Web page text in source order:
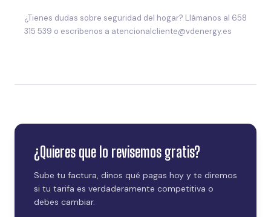
¿Tienes dudas sobre seguridad del hogar? Llámanos al 658
315 539 o escríbenos a atencionalcliente@vdenergy.es
¿Quieres que lo revisemos gratis?
Sube tu factura, dinos qué pagas hoy y te diremos
si tu tarifa es verdaderamente competitiva o
debes cambiar.